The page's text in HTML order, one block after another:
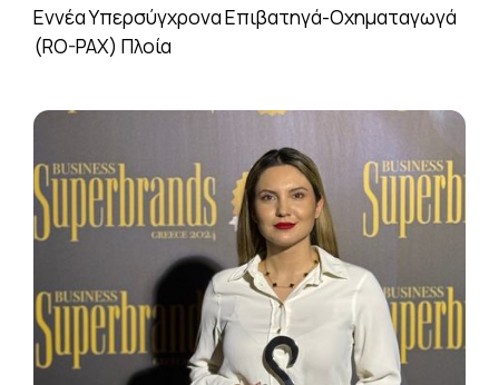
Εννέα Υπερσύγχρονα Επιβατηγά-Οχηματαγωγά
(RO-PAX) Πλοία